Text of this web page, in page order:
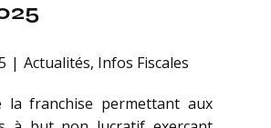
Actualités, Infos Fiscales
la franchise permettant aux